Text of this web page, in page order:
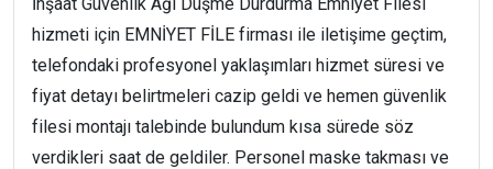
hizmeti için EMNİYET FİLE firması ile iletişime geçtim,
telefondaki profesyonel yaklaşımları hizmet süresi ve
fiyat detayı belirtmeleri cazip geldi ve hemen güvenlik
filesi montajı talebinde bulundum kısa sürede söz
verdikleri saat de geldiler. Personel maske takması ve